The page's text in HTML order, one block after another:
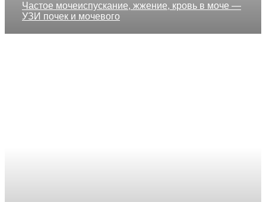
Частое мочеиспускание, жжение, кровь в моче —
УЗИ почек и мочевого